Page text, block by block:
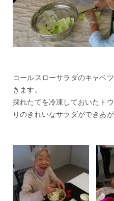
コールスローサラダのキャベ
きます。
採れたてを冷凍しておいたト
りのきれいなサラダができあが